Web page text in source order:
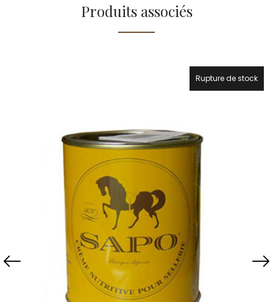
Produits associés
Rupture de stock